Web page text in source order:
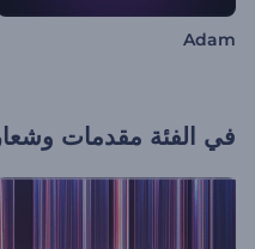
Adam
في الفئة مقدمات